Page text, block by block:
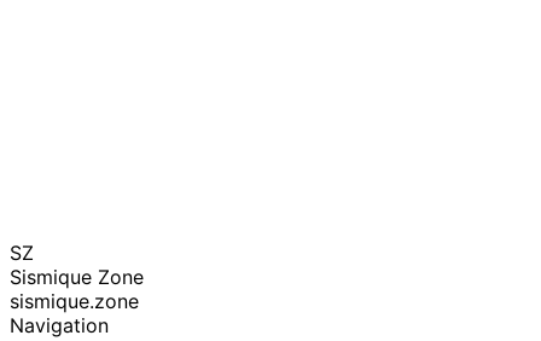
SZ
Sismique Zone
sismique.zone
Navigation